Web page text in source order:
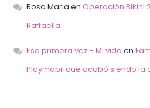
Rosa Maria en Operación Bikini
Raffaella
Esa primera vez - Mi vida en
Playmobil que acabó siendo la